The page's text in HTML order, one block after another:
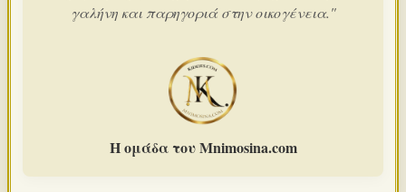
γαλήνη και παρηγοριά στην οικογένεια."
Η ομάδα του Mnimosina.com